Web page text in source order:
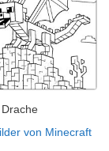
von Minecraft